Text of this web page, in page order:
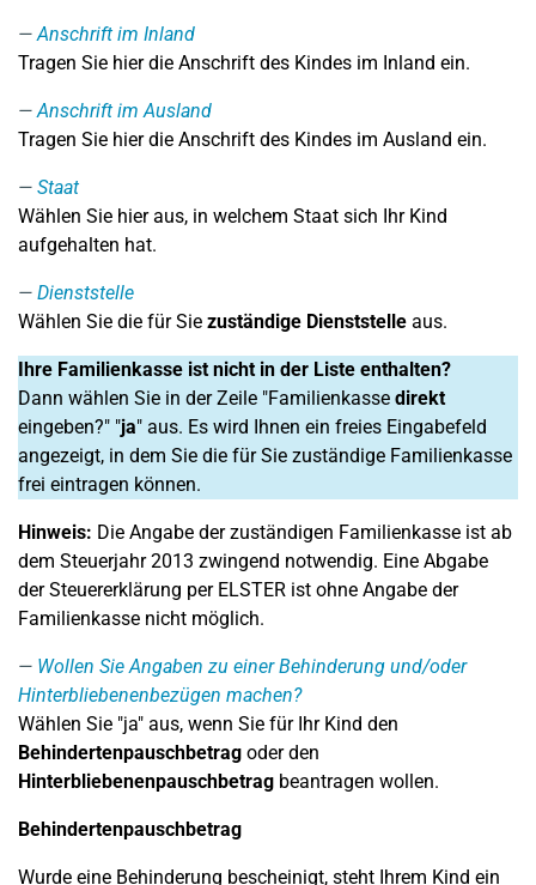
Anschrift im Inland
Tragen Sie hier die Anschrift des Kindes im Inland ein.
Anschrift im Ausland
Tragen Sie hier die Anschrift des Kindes im Ausland ein.
Staat
Wählen Sie hier aus, in welchem Staat sich Ihr Kind
aufgehalten hat.
Dienststelle
Wählen Sie die für Sie zuständige Dienststelle aus.
Ihre Familienkasse ist nicht in der Liste enthalten?
Dann wählen Sie in der Zeile "Familienkasse direkt
eingeben?" "ja" aus. Es wird Ihnen ein freies Eingabefeld
angezeigt, in dem Sie die für Sie zuständige Familienkasse
frei eintragen können.
Hinweis: Die Angabe der zuständigen Familienkasse ist ab
dem Steuerjahr 2013 zwingend notwendig. Eine Abgabe
der Steuererklärung per ELSTER ist ohne Angabe der
Familienkasse nicht möglich.
Wollen Sie Angaben zu einer Behinderung und/oder
Hinterbliebenenbezügen machen?
Wählen Sie "ja" aus, wenn Sie für Ihr Kind den
Behindertenpauschbetrag oder den
Hinterbliebenenpauschbetrag beantragen wollen.
Behindertenpauschbetrag
Wurde eine Behinderung bescheinigt, steht Ihrem Kind ein